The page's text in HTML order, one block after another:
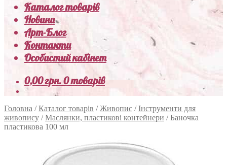
Каталог товарів
Новини
Арт-Блог
Контакти
Особистий кабінет
0,00грн.0 товарів
Головна /Каталог товарів /Живопис /Інструменти для
живопису /Маслянки, пластикові контейнери /Баночка
пластикова 100 мл